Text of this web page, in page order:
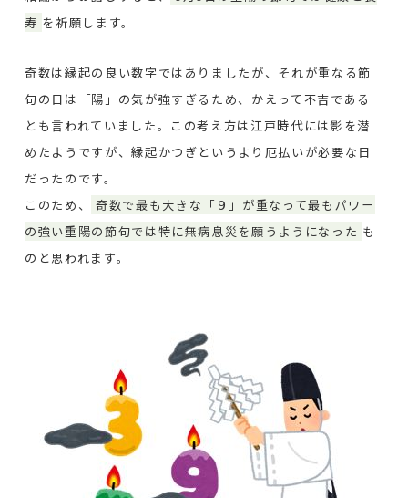
寿 を祈願します。
奇数は縁起の良い数字ではありましたが、それが重なる節
句の日は「陽」の気が強すぎるため、かえって不吉である
とも言われていました。この考え方は江戸時代には影を潜
めたようですが、縁起かつぎというより厄払いが必要な日
だったのです。
このため、
奇数で最も大きな「９」が重なって最もパワー
の強い重陽の節句では特に無病息災を願うようになった も
のと思われます。